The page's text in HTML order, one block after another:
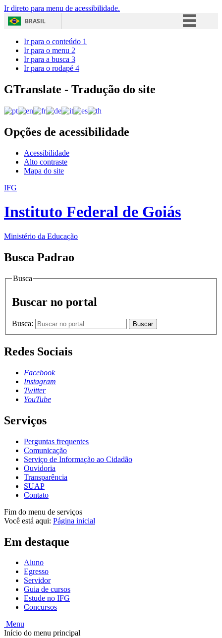
Ir direto para menu de acessibilidade.
BRASIL
Acesso à informação
Ir para o conteúdo 1
Ir para o menu 2
Ir para a busca 3
Ir para o rodapé 4
GTranslate - Tradução do site
Opções de acessibilidade
Acessibilidade
Alto contraste
Mapa do site
IFG
Instituto Federal de Goiás
Ministério da Educação
Busca Padrao
Busca
Buscar no portal
Busca: Buscar
Redes Sociais
Facebook
Instagram
Twitter
YouTube
Serviços
Perguntas frequentes
Comunicação
Serviço de Informação ao Cidadão
Ouvidoria
Transparência
SUAP
Contato
Fim do menu de serviços
Você está aqui: Página inicial
Em destaque
Aluno
Egresso
Servidor
Guia de cursos
Estude no IFG
Concursos
Menu
Início do menu principal